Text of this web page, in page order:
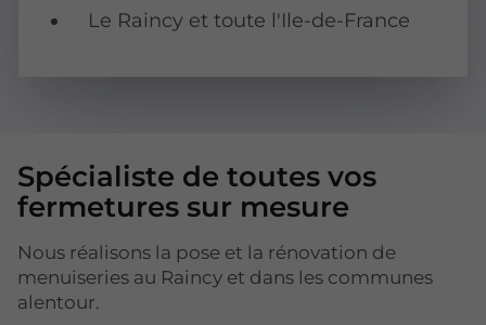
Le Raincy et toute l'Ile-de-France
Spécialiste de toutes vos
fermetures sur mesure
Nous réalisons la pose et la rénovation de
menuiseries au Raincy et dans les communes
alentour.